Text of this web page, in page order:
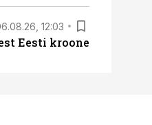
12:03
Eesti kroone